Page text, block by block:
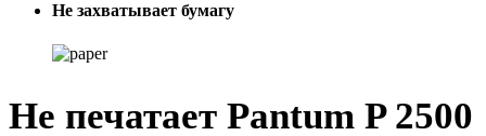
Не захватывает бумагу
Не печатает Pantum P 2500